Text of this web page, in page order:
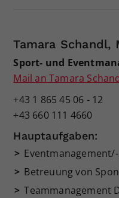
Tamara Schandl,
Sport- und
Mail an Tamara
+43 1 865 45 06 - 12
+43 660 111 4660
Hauptaufgaben:
Betreuung von
Teammanagement